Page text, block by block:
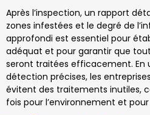
Après l’inspection, un rapport
zones infestées et le degré de
approfondi est essentiel pour
adéquat et pour garantir que
seront traitées efficacement. En
détection précises, les
évitent des traitements inutiles,
fois pour l’environnement et